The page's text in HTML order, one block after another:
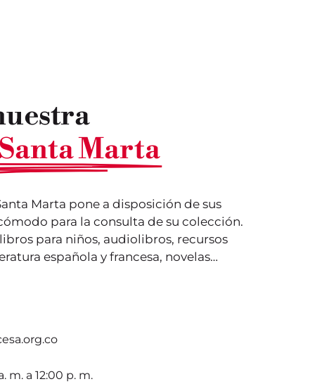
Marta
Marta pone a disposición de sus
para la consulta de su colección.
para niños, audiolibros, recursos
española y francesa, novelas…
m. a 12:00 p. m.